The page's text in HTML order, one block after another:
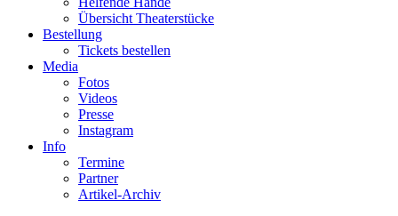
Übersicht Theaterstücke
Bestellung
Tickets bestellen
Media
Fotos
Videos
Presse
Instagram
Info
Termine
Partner
Artikel-Archiv